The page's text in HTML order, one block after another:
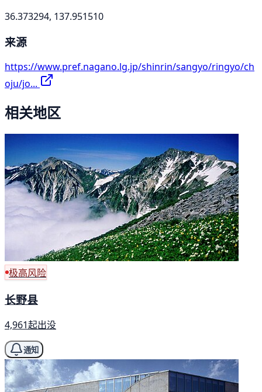
36.373294, 137.951510
来源
https://www.pref.nagano.lg.jp/shinrin/sangyo/ringyo/ch
oju/jo...
相关地区
极高风险
长野县
4,961起出没
通知